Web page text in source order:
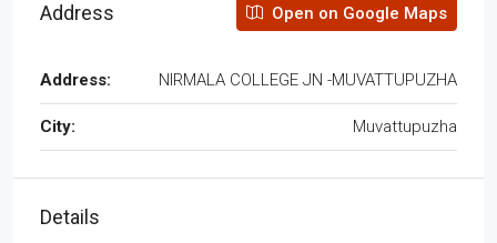
Address Open on Google Maps
Address: NIRMALA COLLEGE JN -MUVATTUPUZHA
City: Muvattupuzha
Details